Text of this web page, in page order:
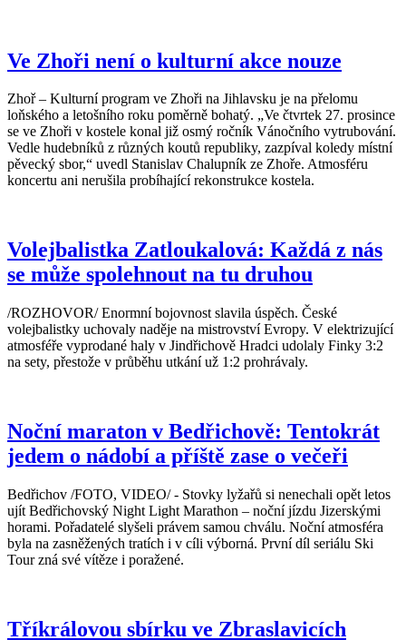
Ve Zhoři není o kulturní akce nouze
Zhoř – Kulturní program ve Zhoři na Jihlavsku je na přelomu
loňského a letošního roku poměrně bohatý. „Ve čtvrtek 27. prosince
se ve Zhoři v kostele konal již osmý ročník Vánočního vytrubování.
Vedle hudebníků z různých koutů republiky, zazpíval koledy místní
pěvecký sbor,“ uvedl Stanislav Chalupník ze Zhoře. Atmosféru
koncertu ani nerušila probíhající rekonstrukce kostela.
Volejbalistka Zatloukalová: Každá z nás
se může spolehnout na tu druhou
/ROZHOVOR/ Enormní bojovnost slavila úspěch. České
volejbalistky uchovaly naděje na mistrovství Evropy. V elektrizující
atmosféře vyprodané haly v Jindřichově Hradci udolaly Finky 3:2
na sety, přestože v průběhu utkání už 1:2 prohrávaly.
Noční maraton v Bedřichově: Tentokrát
jedem o nádobí a příště zase o večeři
Bedřichov /FOTO, VIDEO/ - Stovky lyžařů si nenechali opět letos
ujít Bedřichovský Night Light Marathon – noční jízdu Jizerskými
horami. Pořadatelé slyšeli právem samou chválu. Noční atmosféra
byla na zasněžených tratích i v cíli výborná. První díl seriálu Ski
Tour zná své vítěze i poražené.
Tříkrálovou sbírku ve Zbraslavicích